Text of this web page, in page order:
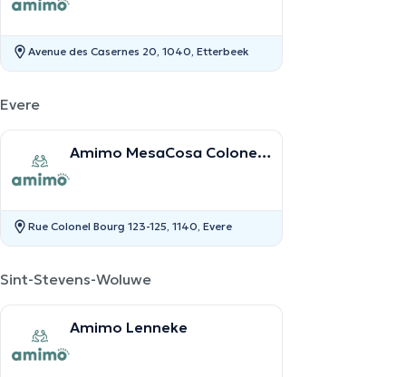
Avenue des Casernes 20, 1040, Etterbeek
Evere
Amimo MesaCosa Colonel
Rue Colonel Bourg 123-125, 1140, Evere
Sint-Stevens-Woluwe
Amimo Lenneke